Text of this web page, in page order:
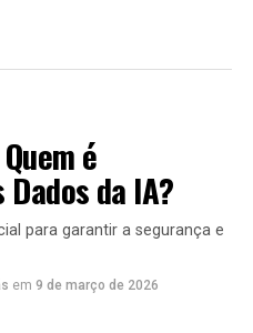
é
da IA?
para garantir a segurança e
em 9 de março de 2026